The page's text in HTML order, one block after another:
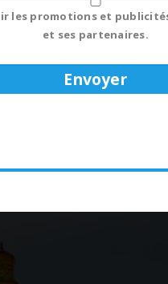
les promotions et
et ses partenaires.